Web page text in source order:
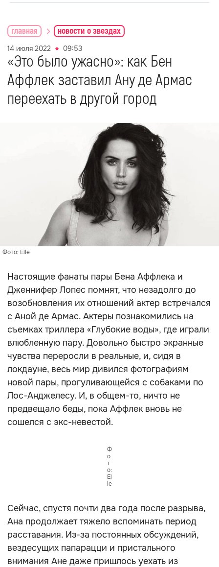
главная новости о звездах
14 июля 2022 09:53
«Это было ужасно»: как Бен
Аффлек заставил Ану де Армас
переехать в другой город
Фото: Elle
Настоящие фанаты пары Бена Аффлека и
Дженнифер Лопес помнят, что незадолго до
возобновления их отношений актер встречался
с Аной де Армас. Актеры познакомились на
съемках триллера «Глубокие воды», где играли
влюбленную пару. Довольно быстро экранные
чувства переросли в реальные, и, сидя в
локдауне, весь мир дивился фотографиям
новой пары, прогуливающейся с собаками по
Лос-Анджелесу. И, в общем-то, ничто не
предвещало беды, пока Аффлек вновь не
сошелся с экс-невестой.
Ф
о
т
о:
El
le
Сейчас, спустя почти два года после разрыва,
Ана продолжает тяжело вспоминать период
расставания. Из-за постоянных обсуждений,
вездесущих папарацци и пристального
внимания Ане даже пришлось уехать из